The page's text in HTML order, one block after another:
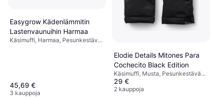
Easygrow Kädenlämmitin
Lastenvaunuihin Harmaa
Käsimuffi, Harmaa, Pesunkestävä
45,69 €
3 kauppoja
Elodie Details Mitones Para
Cochecito Black Edition
Käsimuffi, Musta, Pesunkestävä
Kangas, Materiaali: Polyesteri,
Täyttö: Polyesteri
29 €
2 kauppoja